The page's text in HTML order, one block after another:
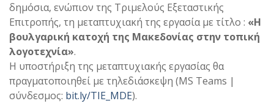
δημόσια, ενώπιον της Τριμελούς Εξεταστικής
Επιτροπής, τη μεταπτυχιακή της εργασία με τίτλο : «Η
βουλγαρική κατοχή της Μακεδονίας στην τοπική
λογοτεχνία».
Η υποστήριξη της μεταπτυχιακής εργασίας θα
πραγματοποιηθεί με τηλεδιάσκεψη (MS Teams |
σύνδεσμος: bit.ly/TIE_MDE).